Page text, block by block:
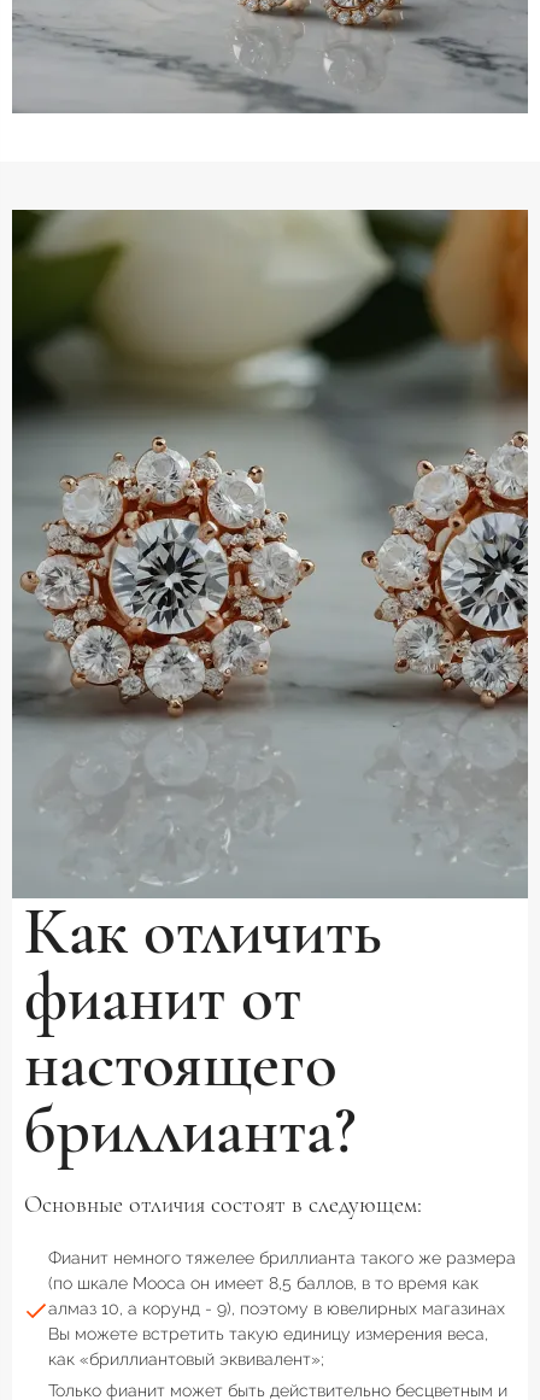
Как отличить
фианит от
настоящего
бриллианта?
Основные отличия состоят в следующем:
Фианит немного тяжелее бриллианта такого же размера
(по шкале Мооса он имеет 8,5 баллов, в то время как
алмаз 10, а корунд - 9), поэтому в ювелирных магазинах
Вы можете встретить такую единицу измерения веса,
как «бриллиантовый эквивалент»;
Только фианит может быть действительно бесцветным и